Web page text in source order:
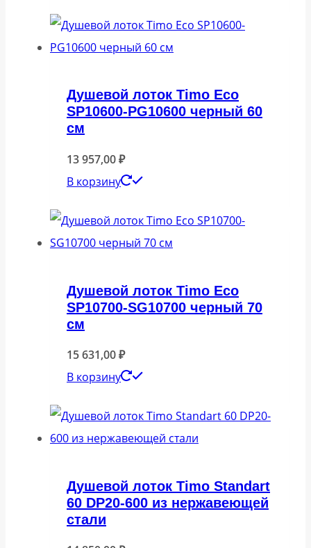
Душевой лоток Timo Eco
SP10600-PG10600 черный 60
см
13 957,00₽
В корзину
Душевой лоток Timo Eco
SP10700-SG10700 черный 70
см
15 631,00₽
В корзину
Душевой лоток Timo Standart
60 DP20-600 из нержавеющей
стали